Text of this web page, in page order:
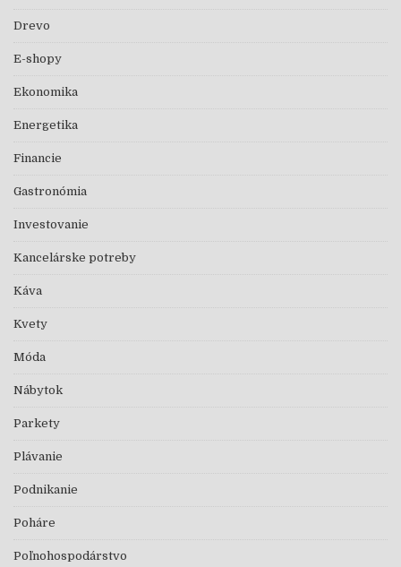
Drevo
E-shopy
Ekonomika
Energetika
Financie
Gastronómia
Investovanie
Kancelárske potreby
Káva
Kvety
Móda
Nábytok
Parkety
Plávanie
Podnikanie
Poháre
Poľnohospodárstvo